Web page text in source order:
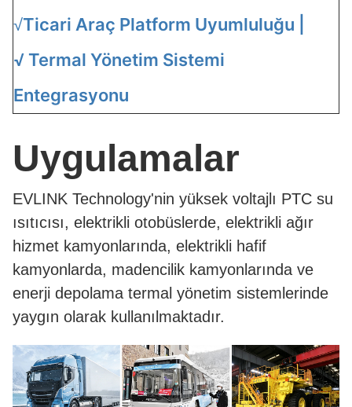
√Ticari Araç Platform Uyumluluğu |
√Termal Yönetim Sistemi
Entegrasyonu
Uygulamalar
EVLINK Technology'nin yüksek voltajlı PTC su
ısıtıcısı, elektrikli otobüslerde, elektrikli ağır
hizmet kamyonlarında, elektrikli hafif
kamyonlarda, madencilik kamyonlarında ve
enerji depolama termal yönetim sistemlerinde
yaygın olarak kullanılmaktadır.